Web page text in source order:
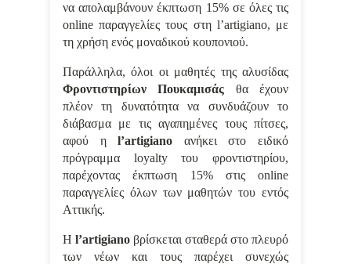
να απολαμβάνουν έκπτωση 15% σε όλες τις
online παραγγελίες τους στη l’artigiano, με
τη χρήση ενός μοναδικού κουπονιού.
Παράλληλα, όλοι οι μαθητές της αλυσίδας
Φροντιστηρίων Πουκαμισάς θα έχουν
πλέον τη δυνατότητα να συνδυάζουν το
διάβασμα με τις αγαπημένες τους πίτσες,
αφού ηl’artigiano
ανήκει στο ειδικό
πρόγραμμα loyalty του φροντιστηρίου,
παρέχοντας έκπτωση 15% στις online
παραγγελίες όλων των μαθητών του εντός
Αττικής.
Η l’artigiano βρίσκεται σταθερά στο πλευρό
των νέων και τους παρέχει συνεχώς